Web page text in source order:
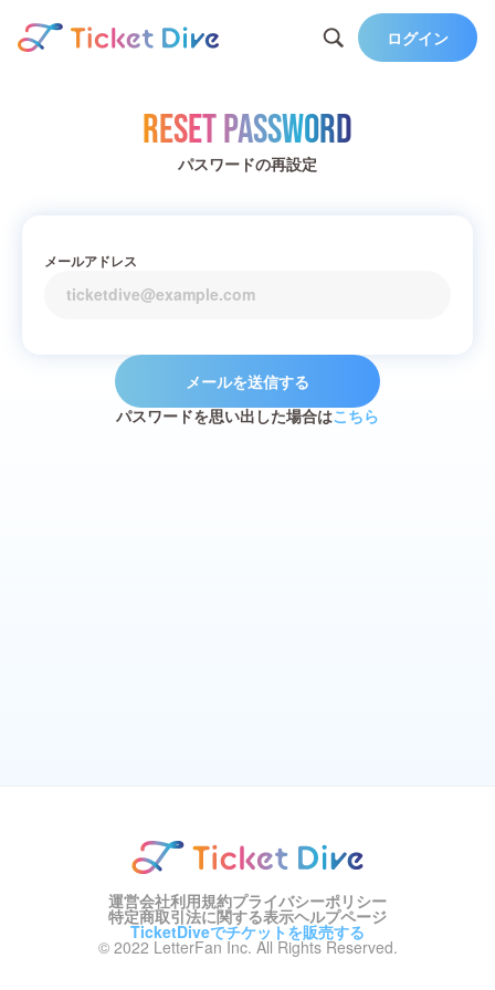
ログイン
Reset Password
パスワードの再設定
メールアドレス
メールを送信する
パスワードを思い出した場合はこちら
運営会社利用規約プライバシーポリシー
特定商取引法に関する表示ヘルプページ
TicketDiveでチケットを販売する
© 2022 LetterFan Inc. All Rights Reserved.